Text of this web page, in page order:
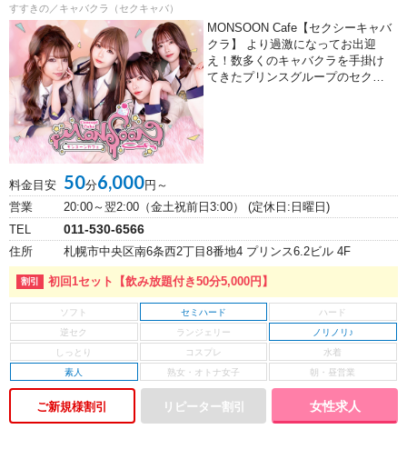
すすきの／キャバクラ（セクキャバ）
MONSOON Cafe【セクシーキャバ
クラ】 より過激になってお出迎
え！数多くのキャバクラを手掛け
てきたプリンスグループのセク…
料金目安 50分6,000円～
営業
20:00～翌2:00（金土祝前日3:00） (定休日:日曜日)
TEL
011-530-6566
住所 札幌市中央区南6条西2丁目8番地4 プリンス6.2ビル 4F
初回1セット【飲み放題付き50分5,000円】
セミハード
ノリノリ♪
素人
ご新規様割引 女性求人